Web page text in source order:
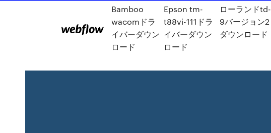
Bamboo
wacomドラ
イバーダウン
ロード
Epson tm-
t88vi-111ドラ
イバーダウン
ロード
ローランドtd-
9バージョン2
ダウンロード